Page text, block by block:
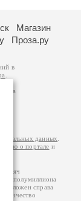
Магазин
Проза.ру
в
данных
о портале и
тысяч
полумиллиона
справа